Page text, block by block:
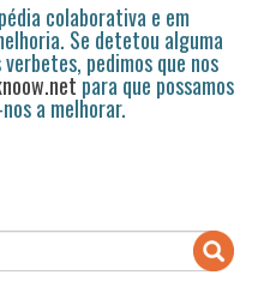
colaborativa e em
Se detetou alguma
pedimos que nos
para que possamos
a melhorar.